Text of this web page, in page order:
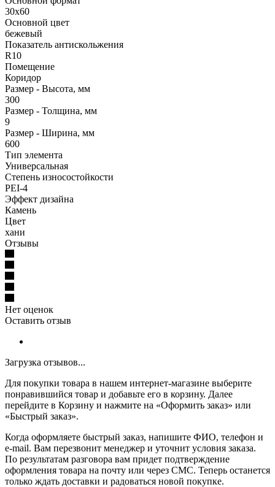
30х60
Основной цвет
бежевый
Показатель антискольжения
R10
Помещение
Коридор
Размер - Высота, мм
300
Размер - Толщина, мм
9
Размер - Ширина, мм
600
Тип элемента
Универсальная
Степень износостойкости
PEI-4
Эффект дизайна
Камень
Цвет
хани
Отзывы
Нет оценок
Оставить отзыв
Загрузка отзывов...
Для покупки товара в нашем интернет-магазине выберите
понравившийся товар и добавьте его в корзину. Далее
перейдите в Корзину и нажмите на «Оформить заказ» или
«Быстрый заказ».
Когда оформляете быстрый заказ, напишите ФИО, телефон и
e-mail. Вам перезвонит менеджер и уточнит условия заказа.
По результатам разговора вам придет подтверждение
оформления товара на почту или через СМС. Теперь останется
только ждать доставки и радоваться новой покупке.